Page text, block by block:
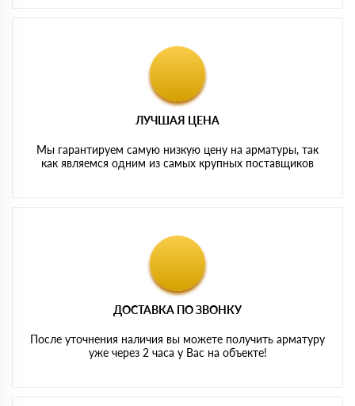
ЛУЧШАЯ ЦЕНА
Мы гарантируем самую низкую цену на арматуры, так
как являемся одним из самых крупных поставщиков
ДОСТАВКА ПО ЗВОНКУ
После уточнения наличия вы можете получить арматуру
уже через 2 часа у Вас на объекте!